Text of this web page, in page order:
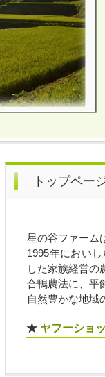
トップペー
星の谷ファーム
1995年におい
した家族経営の
合鴨農法に、平
自然豊かな地域
★ ヤフーショ